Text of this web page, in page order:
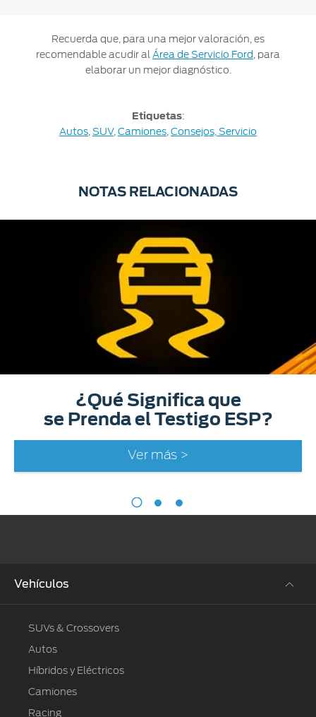
Recuerda que, para una mejor valoración, es
recomendable acudir al Área de Servicio Ford , para
elaborar un mejor diagnóstico.
Etiquetas:
Autos SUV, Camiones Consejos, Servicio
NOTAS RELACIONADAS
¿Qué Significa que
se Prenda el Testigo ESP?
Ver más >
Vehículos
SUVs & Crossovers
Autos
Híbridos y Eléctricos
Camiones
Racing